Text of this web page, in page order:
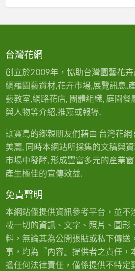
台灣花網
創立於2009年，協助台灣園藝花
網羅園藝資材,花卉市場,展覽訊息,
藝教室,網路花店, 團體組織, 庭園餐
與人物等介紹,推薦或報導.
讓寶島的鄉親朋友們藉由 台灣花
美麗, 同時本網站所採集的文稿與
市場中發酵, 形成豐富多元的產業
產生極佳的宣傳效益.
免責聲明
本網站僅提供資訊參考平台，並不
載一切的資訊、文字、照片、圖形
料，無論其為公開張貼或私下傳送
事，均為『內容』提供者之責任，
擔任何法律責任，僅係提供不特定